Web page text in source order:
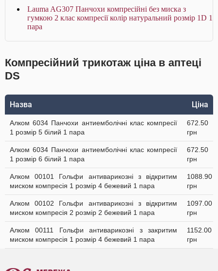
Lauma AG307 Панчохи компресійні без миска з
гумкою 2 клас компресії колір натуральний розмір 1D 1
пара
Компресійний трикотаж ціна в аптеці
DS
Назва Ціна
Алком 6034 Панчохи антиемболічні клас компресії
1 розмір 5 білий 1 пара
672.50
грн
Алком 6034 Панчохи антиемболічні клас компресії
1 розмір 6 білий 1 пара
672.50
грн
Алком 00101 Гольфи антиварикозні з відкритим
миском компресія 1 розмір 4 бежевий 1 пара
1088.90
грн
Алком 00102 Гольфи антиварикозні з відкритим
миском компресія 2 розмір 2 бежевий 1 пара
1097.00
грн
Алком 00111 Гольфи антиварикозні з закритим
миском компресія 1 розмір 4 бежевий 1 пара
1152.00
грн